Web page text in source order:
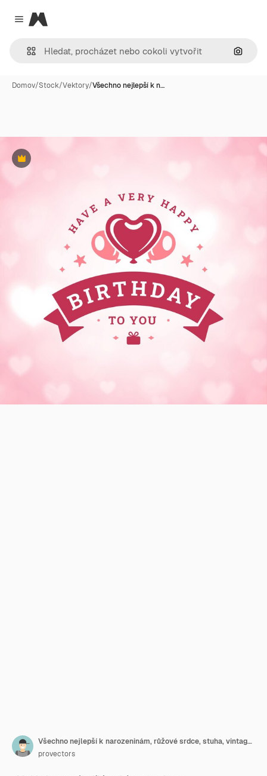
Close menu
Magnific
Hledat
Domov/Stock/Vektory/Všechno nejlepší k n…
Premium
Všechno nejlepší k narozeninám, růžové srdce, stuha, vintage stuha, blahopřání, typografická šablona, vektor
provectors